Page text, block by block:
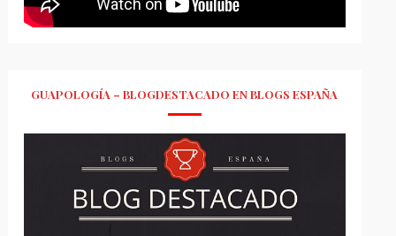
GUAPOLOGÍA – BLOGDESTACADO EN BLOGS ESPAÑA